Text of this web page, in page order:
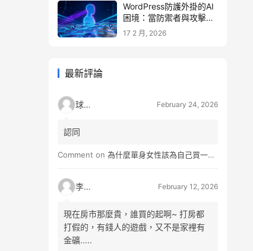
WordPress防護外掛的AI
困境：當防禦者與攻擊者
同時升級
17 2 月, 2026
最新評論
球球 February 24, 2026
認同
Comment on 為什麼單身女性該為自己買一間房？不只為了棲身，更是為人生買一份「選擇權」
李小松 February 12, 2026
現在房市那麼貴，誰買的起啊~ 打房都
打假的，有錢人的遊戲，又不是家裡有
金礦.....